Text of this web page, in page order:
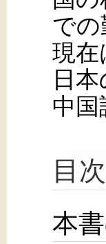
での
現在
日
中国
目次
本